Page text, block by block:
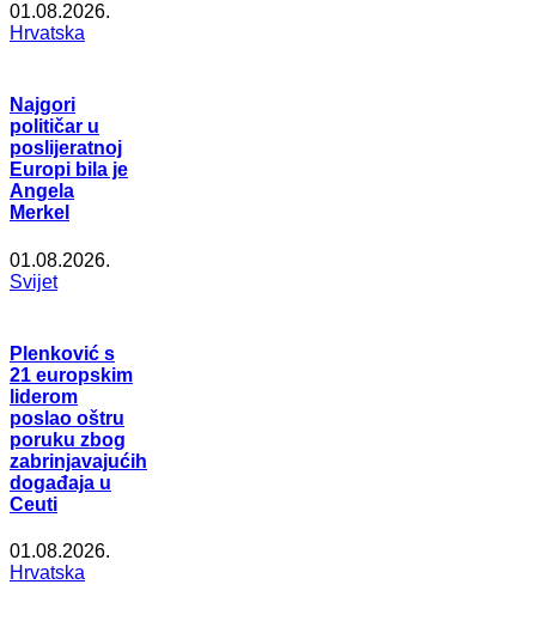
01.08.2026.
Hrvatska
Najgori
političar u
poslijeratnoj
Europi bila je
Angela
Merkel
01.08.2026.
Svijet
Plenković s
21 europskim
liderom
poslao oštru
poruku zbog
zabrinjavajućih
događaja u
Ceuti
01.08.2026.
Hrvatska